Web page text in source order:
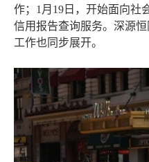
作；1月19日，开始面向社
信用报告查询服务。深源
工作也同步展开。